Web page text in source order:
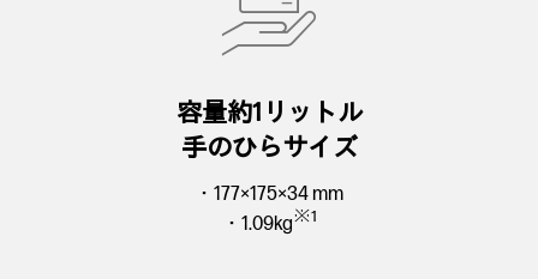
容量約1リットル
手のひらサイズ
・177×175×34 mm
・1.09kg※1